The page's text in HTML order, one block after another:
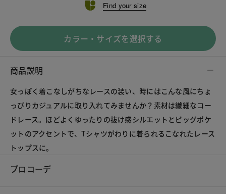
Find your size
カラー・サイズを選択する
商品説明
女っぽく着こなしがちなレースの装い、時にはこんな風にちょ
っぴりカジュアルに取り入れてみませんか？素材は繊細なコー
ドレース。ほどよくゆったりの抜け感シルエットとビッグポケ
ットのアクセントで、Tシャツがわりに着られるこなれたレース
トップスに。
プロコーデ